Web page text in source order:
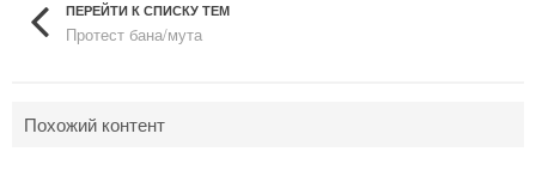
ПЕРЕЙТИ К СПИСКУ ТЕМ
Протест бана/мута
Похожий контент